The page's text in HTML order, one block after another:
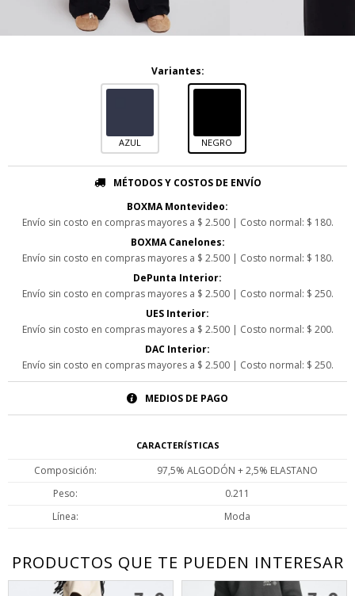
Variantes:
AZUL NEGRO
MÉTODOS Y COSTOS DE ENVÍO
BOXMA Montevideo:
Envío sin costo en compras mayores a $ 2.500 | Costo normal: $ 180.
BOXMA Canelones:
Envío sin costo en compras mayores a $ 2.500 | Costo normal: $ 180.
DePunta Interior:
Envío sin costo en compras mayores a $ 2.500 | Costo normal: $ 250.
UES Interior:
Envío sin costo en compras mayores a $ 2.500 | Costo normal: $ 200.
DAC Interior:
Envío sin costo en compras mayores a $ 2.500 | Costo normal: $ 250.
MEDIOS DE PAGO
CARACTERÍSTICAS
Composición
97,5% ALGODÓN + 2,5% ELASTANO
Peso
0.211
Línea
Moda
PRODUCTOS QUE TE PUEDEN INTERESAR